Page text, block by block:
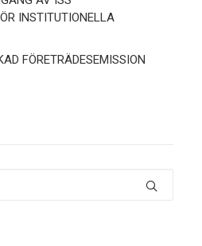
INSTITUTIONELLA
FÖRETRÄDESEMISSION